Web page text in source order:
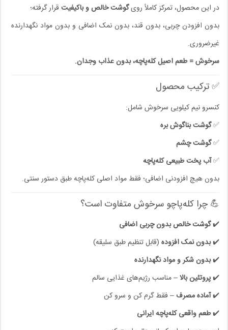
در این محصول، تمرکز کاملاً رویگوشت خالص و باکیفیت قرار گرفته؛
بدون افزودن چربی، بدون قند، بدون نمک اضافی و بدون مواد نگهدارنده
غیرضروری.
سرخوش = طعم اصیل کله‌پاچه، بدون عذاب وجدان.
✅ ترکیب محصول
کنسرو نیم کیلویی سرخوش شامل:
✅گوشت بناگوش بره
✅گوشت چشم
✅آب پخت طبیعی کله‌پاچه
بدون هیچ افزودنی اضافی؛ فقط مواد اصلی کله‌پاچه طبق دستور سنتی.
💪 چرا کله‌پاچو سرخوش متفاوت است؟
✔️گوشت خالص بدون چربی اضافی
✔️بدون نمک افزوده (قابل تنظیم طبق سلیقه)
✔️بدون شکر و مواد نگهدارنده
✔️پروتئین بالا– مناسب رژیم‌های غذایی سالم
✔️آماده مصرف– فقط گرم کن و سرو کن
✔️طعم واقعی کله‌پاچه ایرانی